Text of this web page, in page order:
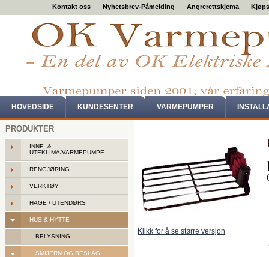
Kontakt oss Nyhetsbrev-Påmelding Angrerettskjema
HOVEDSIDE KUNDESENTER VARMEPUMPER
PRODUKTER
INNE- &
UTEKLIMA/VARMEPUMPE
RENGJØRING
VERKTØY
HAGE / UTENDØRS
HUS & HYTTE
BELYSNING
SMIJERN OG BESLAG
Klikk for å se større versjon